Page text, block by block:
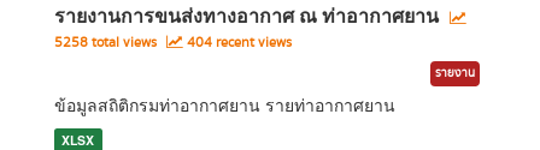
รายงานการขนส่งทางอากาศ ณ ท่าอากาศยาน
5258 total views 404 recent views
รายงาน
ข้อมูลสถิติกรมท่าอากาศยาน รายท่าอากาศยาน
XLSX